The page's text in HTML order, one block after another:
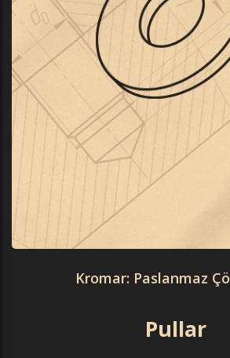
Kromar: Paslanmaz
Pullar